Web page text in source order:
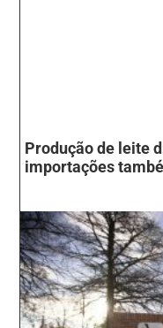
Produção de leite
importações